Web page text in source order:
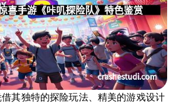
借其独特的探险玩法、精美的游戏设计